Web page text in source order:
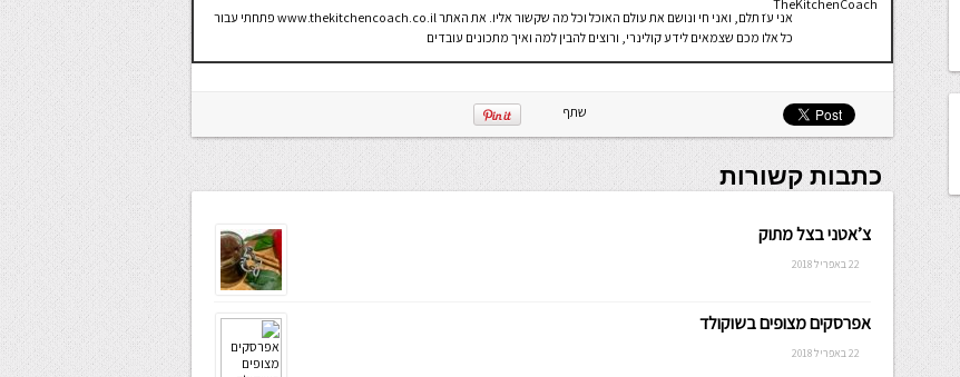
אני עֹז תלם, ואני חי ונושם את עולם האוכל וכל מה שקשור אליו. את האתר www.thekitchencoach.co.il פתחתי עבור
כל אלו מכם שצמאים לידע קולינרי, ורוצים להבין למה ואיך מתכונים עובדים
שתף
כתבות קשורות
צ’אטני בצל מתוק
22 באפריל 2018
אפרסקים מצופים בשוקולד
22 באפריל 2018